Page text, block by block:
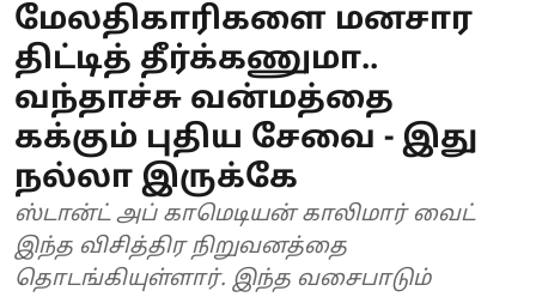
மேலதிகாரிகளை மனசார
திட்டித் தீர்க்கணுமா..
வந்தாச்சு வன்மத்தை
கக்கும் புதிய சேவை - இது
நல்லா இருக்கே
ஸ்டான்ட் அப் காமெடியன் காலிமார் வைட்
இந்த விசித்திர நிறுவனத்தை
தொடங்கியுள்ளார். இந்த வசைபாடும்